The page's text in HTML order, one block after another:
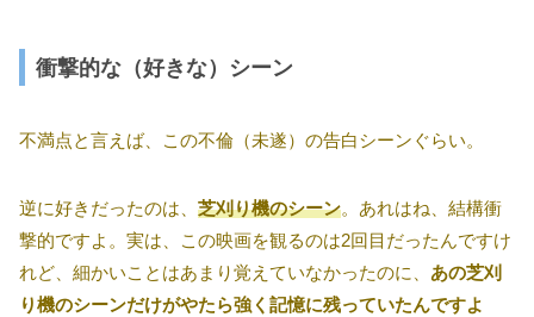
衝撃的な（好きな）シーン
不満点と言えば、この不倫（未遂）の告白シーンぐらい。
逆に好きだったのは、 芝刈り機のシーン。あれはね、結構衝
撃的ですよ。実は、この映画を観るのは2回目だったんですけ
れど、細かいことはあまり覚えていなかったのに、 あの芝刈
り機のシーンだけがやたら強く記憶に残っていたんですよ